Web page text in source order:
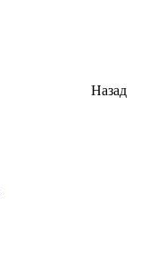
Назад